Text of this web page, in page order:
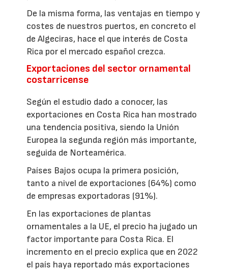
De la misma forma, las ventajas en tiempo y
costes de nuestros puertos, en concreto el
de Algeciras, hace el que interés de Costa
Rica por el mercado español crezca.
Exportaciones del sector ornamental
costarricense
Según el estudio dado a conocer, las
exportaciones en Costa Rica han mostrado
una tendencia positiva, siendo la Unión
Europea la segunda región más importante,
seguida de Norteamérica.
Países Bajos ocupa la primera posición,
tanto a nivel de exportaciones (64%) como
de empresas exportadoras (91%).
En las exportaciones de plantas
ornamentales a la UE, el precio ha jugado un
factor importante para Costa Rica. El
incremento en el precio explica que en 2022
el país haya reportado más exportaciones